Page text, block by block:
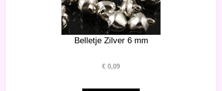
Belletje Zilver 6 mm
€ 0,09